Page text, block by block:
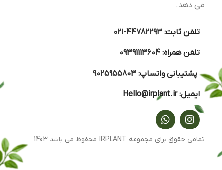
می دهد.
تلفن ثابت:44782293-۰۲۱
تلفن همراه:09391113604
پشتیبانی واتساپ:9025955803
ایمیل:Hello@irplant.ir
تمامی حقوق برای مجموعه IRPLANT محفوظ می باشد 1403